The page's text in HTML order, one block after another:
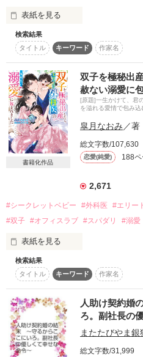
表紙を見る
【「身代わりで死んでこい」と
氷の王子様に見初められる】
ベリーズファンタジースイート
【身代わり令嬢を救ったのは冷
た】
comicスピラ様より、連載開始で
2026.07、ライトアニメが放送決
サシャバル伯爵家の血を引きな
ルルにずっと虐げられて奴隷の
ーナは、社交界で失態を犯した
れ王子の元に行儀見習いとして
しかしカトリーナはナルティス
シャルルと勘違いされたことで
しかし待っていたのはサシャバ
すぐに誤解は解けてナルティス
ーナは幸せを掴んで、サシャバ
く……！？
ずっと虐げられていた令嬢が幸
検索結果
タイトル
キーワード 作家名
書籍化作品
双子を極秘出
赦ない溺愛に
[原題]一生かけて、君
を溢れる愛情で包み込
皐月なおみ ／著
総文字数/107,630
恋愛(純愛) 188ペ
2,671
#シークレットベビー #外科医 #エリー
#双子 #オフィスラブ #スパダリ #溺愛
表紙を見る
☆☆☆☆☆☆☆☆☆☆☆☆
「俺の気持ちは、
あの頃から少しも変わっていな
君が誰よりも大切だ。
愛してるよ、葵」
☆☆☆☆☆☆☆☆☆☆☆☆
検索結果
タイトル
キーワード 作家名
人助け契約婚
ろ。副社長の
またたびやま銀
総文字数/31,999